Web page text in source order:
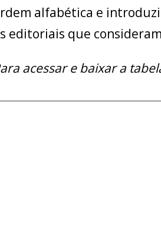
alfabética e
editoriais que
acessar e baixar a